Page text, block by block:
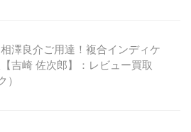
澤良介ご用達！複合インディケ
吉崎 佐次郎】：レビュー買取
）